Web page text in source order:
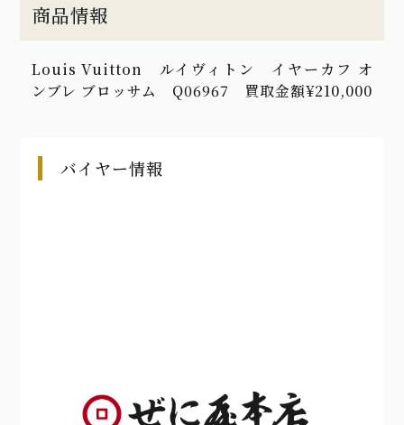
商品情報
Louis Vuitton ルイヴィトン イヤーカフ オ
ンブレ ブロッサム Q06967 買取金額¥210,000
バイヤー情報